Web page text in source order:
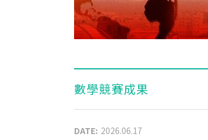
數學競賽成果
DATE: 2026.06.17